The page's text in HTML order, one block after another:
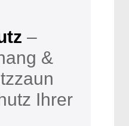
–
&
Ihrer